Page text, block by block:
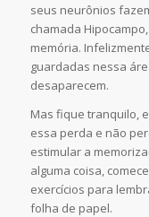
seus neurônios
chamada
memória.
guardadas nessa
desaparecem.
Mas fique tranquilo,
essa perda e não
estimular a
alguma coisa,
exercícios para
folha de papel.